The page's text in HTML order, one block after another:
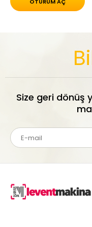
Size geri dönüş